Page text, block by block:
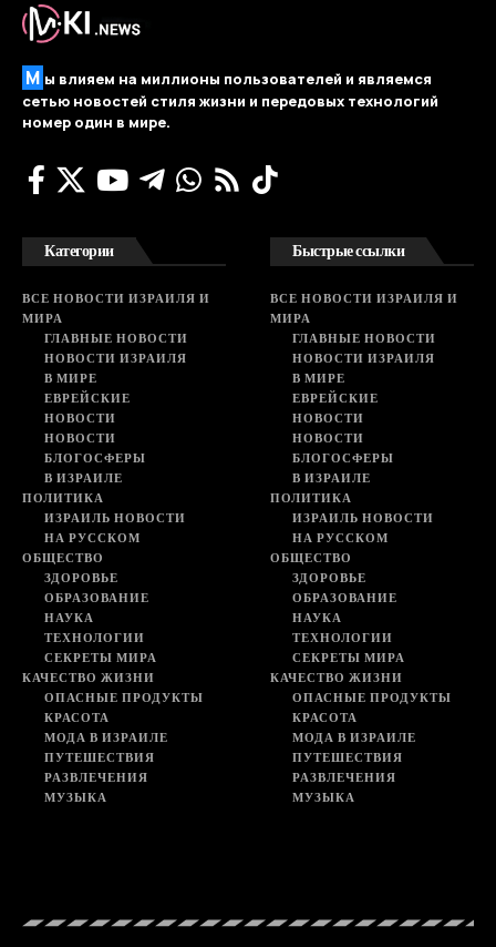
М ы влияем на миллионы пользователей и являемся
сетью новостей стиля жизни и передовых технологий
номер один в мире.
Категории
ВСЕ НОВОСТИ ИЗРАИЛЯ И
МИРА
ГЛАВНЫЕ НОВОСТИ
НОВОСТИ ИЗРАИЛЯ
В МИРЕ
ЕВРЕЙСКИЕ
НОВОСТИ
НОВОСТИ
БЛОГОСФЕРЫ
В ИЗРАИЛЕ
ПОЛИТИКА
ИЗРАИЛЬ НОВОСТИ
НА РУССКОМ
ОБЩЕСТВО
ЗДОРОВЬЕ
ОБРАЗОВАНИЕ
НАУКА
ТЕХНОЛОГИИ
СЕКРЕТЫ МИРА
КАЧЕСТВО ЖИЗНИ
ОПАСНЫЕ ПРОДУКТЫ
КРАСОТА
МОДА В ИЗРАИЛЕ
ПУТЕШЕСТВИЯ
РАЗВЛЕЧЕНИЯ
МУЗЫКА
Быстрые ссылки
ВСЕ НОВОСТИ ИЗРАИЛЯ И
МИРА
ГЛАВНЫЕ НОВОСТИ
НОВОСТИ ИЗРАИЛЯ
В МИРЕ
ЕВРЕЙСКИЕ
НОВОСТИ
НОВОСТИ
БЛОГОСФЕРЫ
В ИЗРАИЛЕ
ПОЛИТИКА
ИЗРАИЛЬ НОВОСТИ
НА РУССКОМ
ОБЩЕСТВО
ЗДОРОВЬЕ
ОБРАЗОВАНИЕ
НАУКА
ТЕХНОЛОГИИ
СЕКРЕТЫ МИРА
КАЧЕСТВО ЖИЗНИ
ОПАСНЫЕ ПРОДУКТЫ
КРАСОТА
МОДА В ИЗРАИЛЕ
ПУТЕШЕСТВИЯ
РАЗВЛЕЧЕНИЯ
МУЗЫКА